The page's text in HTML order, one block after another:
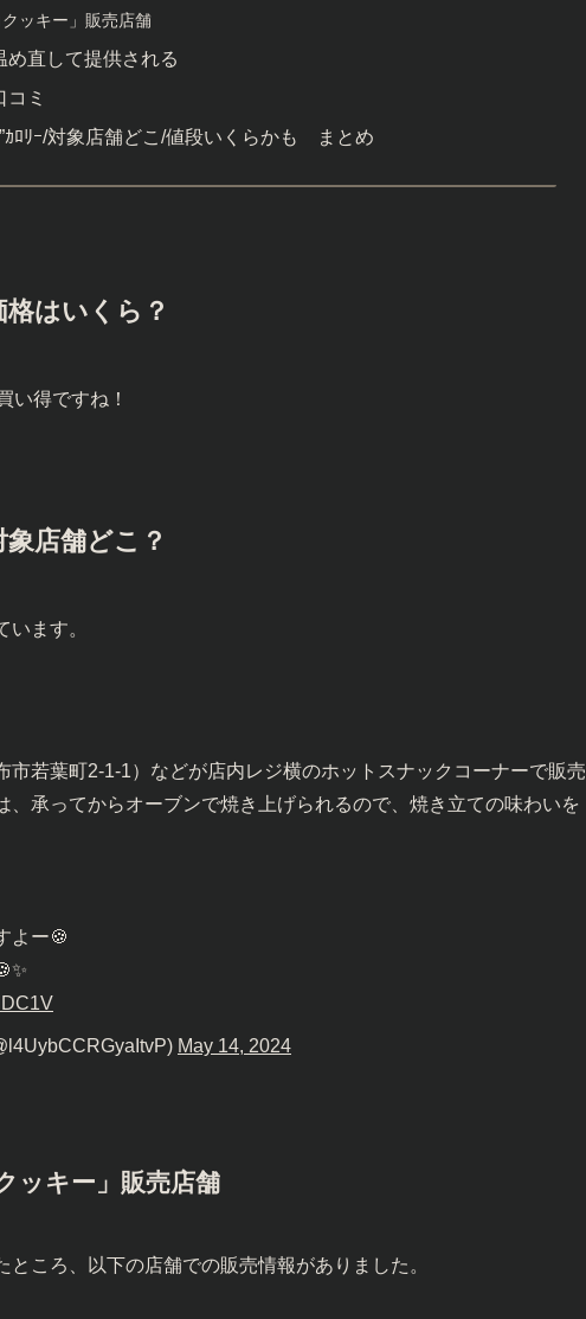
ッキー」販売店舗
め直して提供される
ミ
”ｶﾛﾘｰ/対象店舗どこ/値段いくらかも まとめ
はいくら？
い得ですね！
店舗どこ？
ます。
若葉町2-1-1）などが店内レジ横のホットスナックコーナーで販売
、承ってからオーブンで焼き上げられるので、焼き立ての味わいを
よー🍪
May 14, 2024
ッキー」販売店舗
ころ、以下の店舗での販売情報がありました。